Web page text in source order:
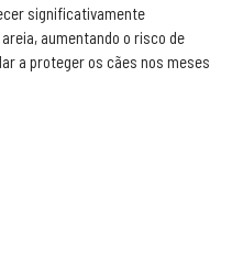
significativamente
aumentando o risco de
a proteger os cães nos meses